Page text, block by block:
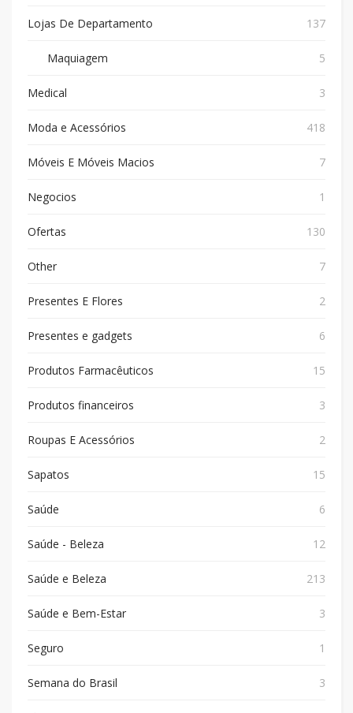
Lojas De Departamento 137
Maquiagem 5
Medical 3
Moda e Acessórios 418
Móveis E Móveis Macios 7
Negocios 1
Ofertas 130
Other 7
Presentes E Flores 2
Presentes e gadgets 6
Produtos Farmacêuticos 15
Produtos financeiros 3
Roupas E Acessórios 2
Sapatos 15
Saúde 6
Saúde - Beleza 12
Saúde e Beleza 213
Saúde e Bem-Estar 3
Seguro 1
Semana do Brasil 3